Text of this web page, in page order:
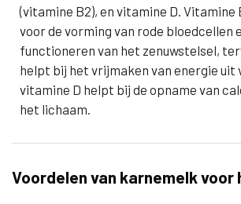
(vitamine B2), en vitamine D. Vitamine
voor de vorming van rode bloedcellen
functioneren van het zenuwstelsel,
helpt bij het vrijmaken van energie uit
vitamine D helpt bij de opname van
het lichaam.
Voordelen van karnemelk voor